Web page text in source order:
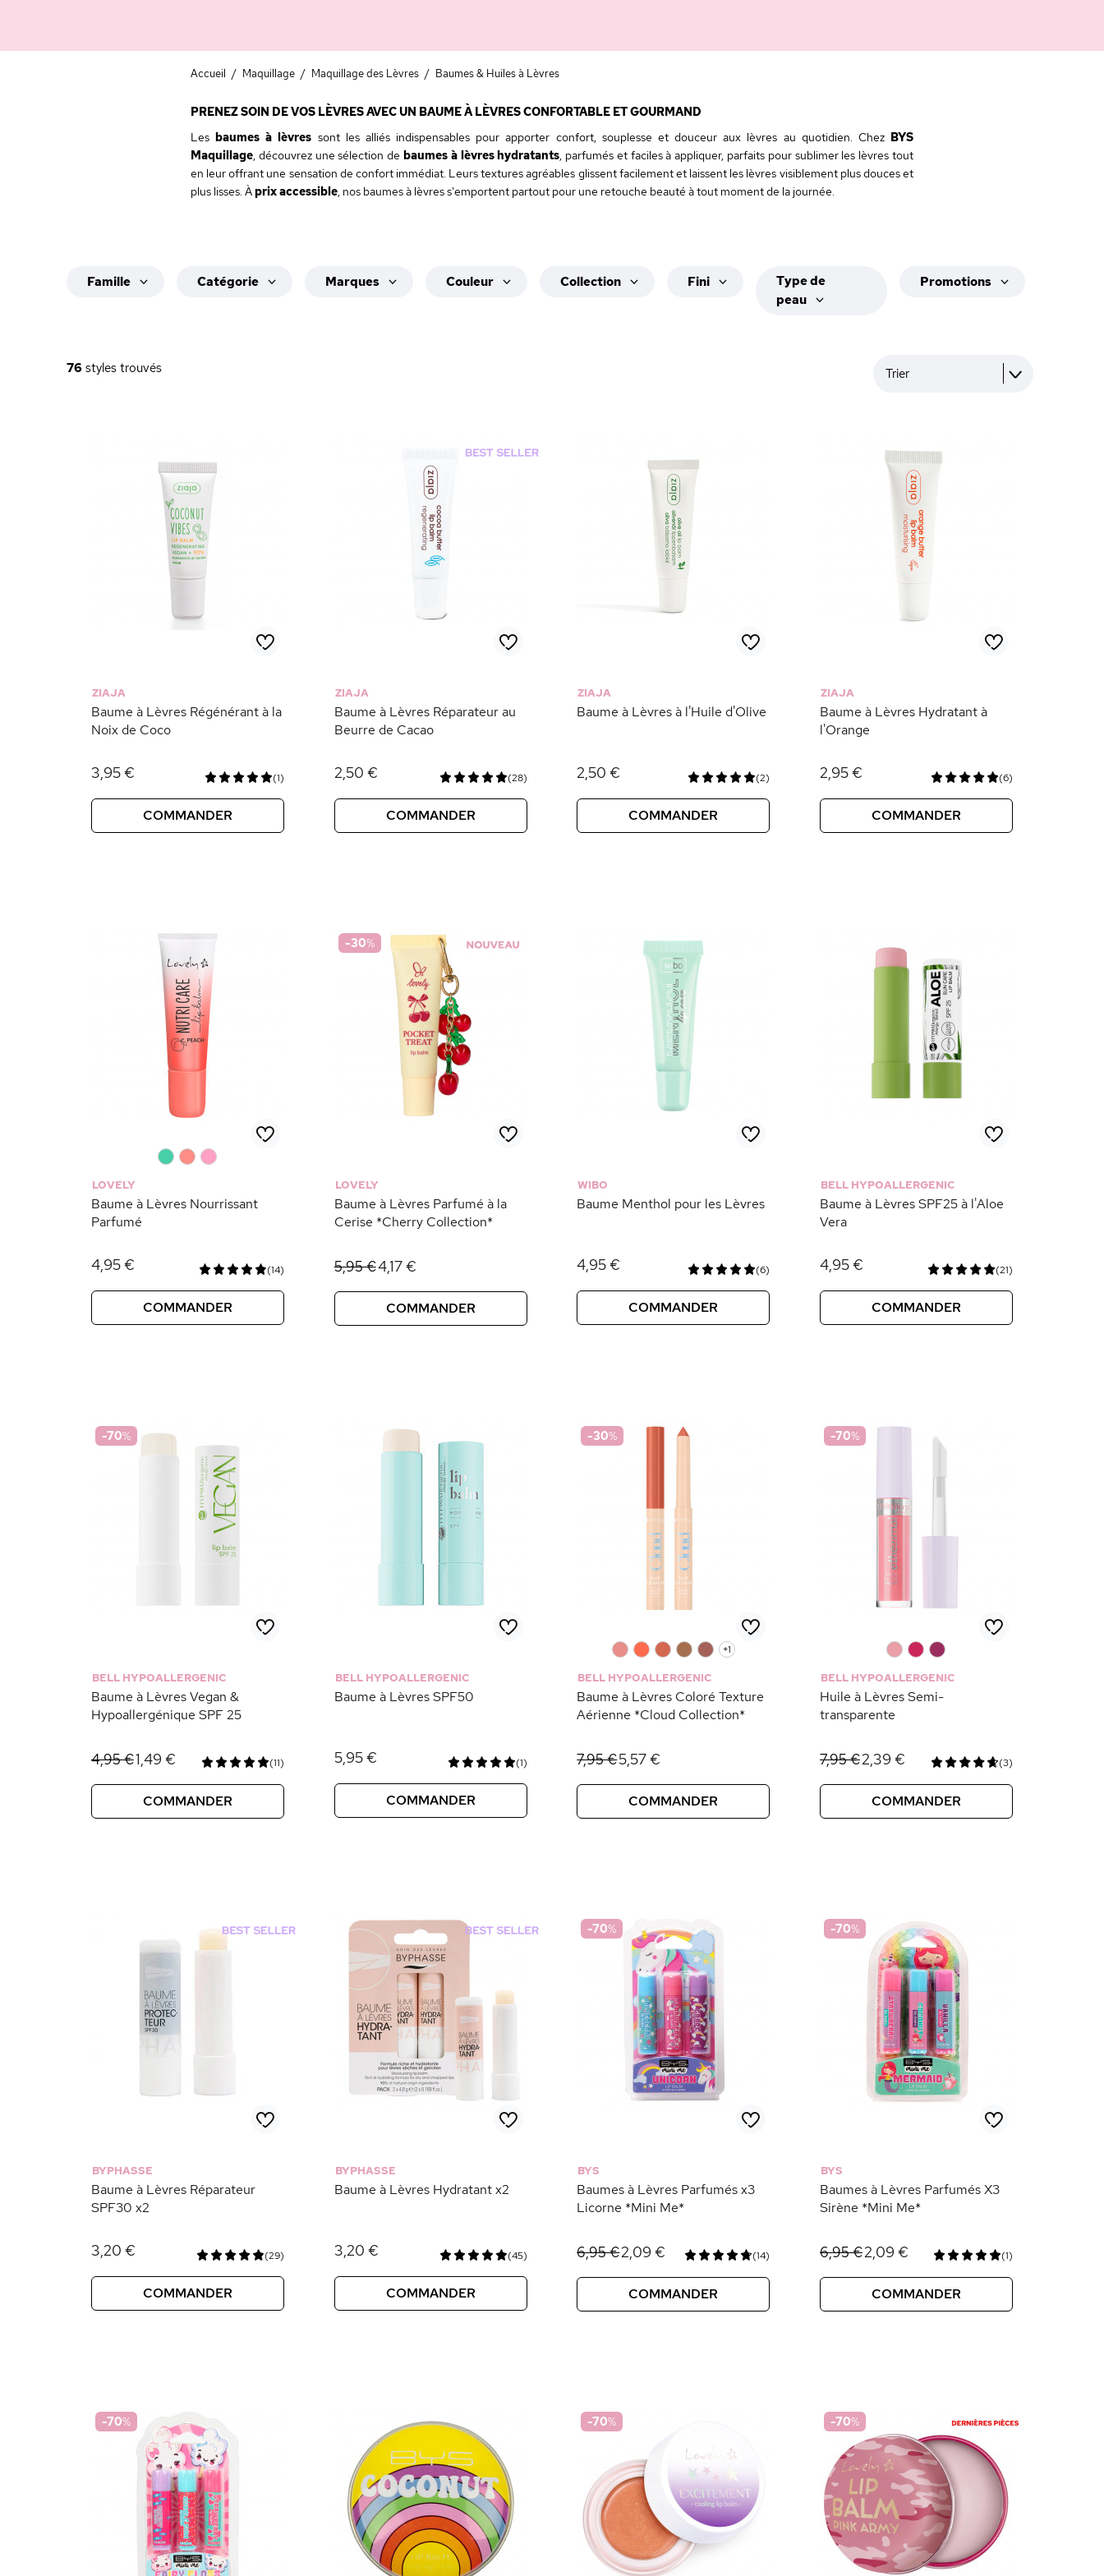
Accueil / Maquillage / Maquillage des Lèvres / Baumes & Huiles à Lèvres
PRENEZ SOIN DE VOS LÈVRES AVEC UN BAUME À LÈVRES CONFORTABLE ET GOURMAND
Lesbaumes à lèvres sont les alliés indispensables pour apporter confort, souplesse et douceur aux lèvres au quotidien. Chez BYS
Maquillage, découvrez une sélection de baumes à lèvres hydratants, parfumés et faciles à appliquer, parfaits pour sublimer les lèvres tout
en leur offrant une sensation de confort immédiat. Leurs textures agréables glissent facilement et laissent les lèvres visiblement plus douces et
plus lisses. Àprix accessible, nos baumes à lèvres s'emportent partout pour une retouche beauté à tout moment de la journée.
Famille Catégorie Marques Couleur Collection Fini
Type de
peau
Promotions
76styles trouvés Trier
ZIAJA
Baume à Lèvres Régénérant à la
Noix de Coco
3,95 € (1)
COMMANDER
ZIAJA
Baume à Lèvres Réparateur au
Beurre de Cacao
2,50 € (28)
COMMANDER
ZIAJA
Baume à Lèvres à l'Huile d'Olive
2,50 € (2)
COMMANDER
ZIAJA
Baume à Lèvres Hydratant à
l'Orange
2,95 € (6)
COMMANDER
LOVELY
Baume à Lèvres Nourrissant
Parfumé
4,95 € (14)
COMMANDER
-30%
LOVELY
Baume à Lèvres Parfumé à la
Cerise *Cherry Collection*
5,95 €4,17 €
COMMANDER
WIBO
Baume Menthol pour les Lèvres
4,95 € (6)
COMMANDER
BELL HYPOALLERGENIC
Baume à Lèvres SPF25 à l'Aloe
Vera
4,95 € (21)
COMMANDER
-70%
BELL HYPOALLERGENIC
Baume à Lèvres Vegan &
Hypoallergénique SPF 25
4,95 €1,49 € (11)
COMMANDER
BELL HYPOALLERGENIC
Baume à Lèvres SPF50
5,95 € (1)
COMMANDER
-30%
+1
BELL HYPOALLERGENIC
Baume à Lèvres Coloré Texture
Aérienne *Cloud Collection*
7,95 €5,57 €
COMMANDER
-70%
BELL HYPOALLERGENIC
Huile à Lèvres Semi-
transparente
7,95 €2,39 € (3)
COMMANDER
BYPHASSE
Baume à Lèvres Réparateur
SPF30 x2
3,20 € (29)
COMMANDER
BYPHASSE
Baume à Lèvres Hydratant x2
3,20 € (45)
COMMANDER
-70%
BYS
Baumes à Lèvres Parfumés x3
Licorne *Mini Me*
6,95 €2,09 € (14)
COMMANDER
-70%
BYS
Baumes à Lèvres Parfumés X3
Sirène *Mini Me*
6,95 €2,09 € (1)
COMMANDER
-70% -70% -70%